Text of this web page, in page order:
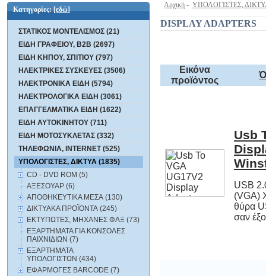
Κατηγορίες:[εδώ]
ΣΤΑΤΙΚΟΣ ΜΟΝΤΕΛΙΣΜΟΣ (21)
ΕΙΔΗ ΓΡΑΦΕΙΟΥ, B2B (2697)
ΕΙΔΗ ΚΗΠΟΥ, ΣΠΙΤΙΟΥ (797)
ΗΛΕΚΤΡΙΚΕΣ ΣΥΣΚΕΥΕΣ (3506)
ΗΛΕΚΤΡΟΝΙΚΑ ΕΙΔΗ (5794)
ΗΛΕΚΤΡΟΛΟΓΙΚΑ ΕΙΔΗ (3061)
ΕΠΑΓΓΕΛΜΑΤΙΚΑ ΕΙΔΗ (1622)
ΕΙΔΗ ΑΥΤΟΚΙΝΗΤΟΥ (711)
ΕΙΔΗ ΜΟΤΟΣΥΚΛΕΤΑΣ (332)
ΤΗΛΕΦΩΝΙΑ, INTERNET (525)
ΥΠΟΛΟΓΙΣΤΕΣ, ΔΙΚΤΥΑ (1835)
CD - DVD ROM (5)
ΑΞΕΣΟΥΑΡ (6)
ΑΠΟΘΗΚΕΥΤΙΚΑ ΜΕΣΑ (130)
ΔΙΚΤΥΑΚΑ ΠΡΟΪΟΝΤΑ (245)
ΕΚΤΥΠΩΤΕΣ, ΜΗΧΑΝΕΣ ΦΑΞ (73)
ΕΞΑΡΤΗΜΑΤΑ ΓΙΑ ΚΟΝΣΟΛΕΣ
ΠΑΙΧΝΙΔΙΩΝ (7)
ΕΞΑΡΤΗΜΑΤΑ
ΥΠΟΛΟΓΙΣΤΩΝ (434)
ΕΦΑΡΜΟΓΕΣ BARCODE (7)
Αρχική - ΥΠΟΛΟΓΙΣΤΕΣ,
DISPLAY ADAPTERS
Εικόνα
προϊόντος
Usb
USB
(VGA)
θύρα
σαν